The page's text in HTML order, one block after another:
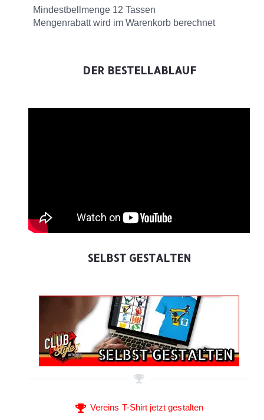
Mindestbellmenge 12 Tassen
Mengenrabatt wird im Warenkorb berechnet
DER BESTELLABLAUF
SELBST GESTALTEN
Vereins T-Shirt jetzt gestalten